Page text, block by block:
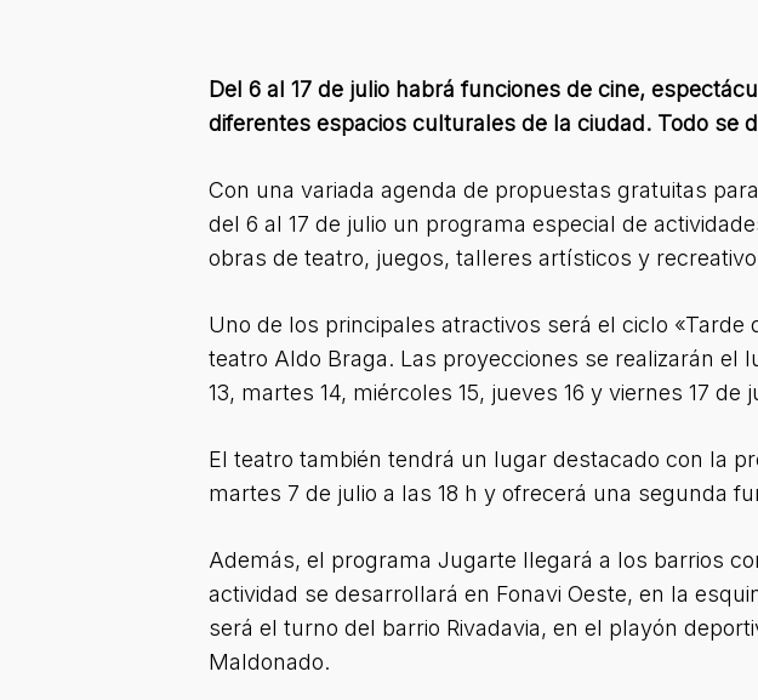
Del 6 al 17 de julio habrá funciones de cine,
diferentes espacios culturales de la ciudad. Todo se
Con una variada agenda de propuestas gratuitas
del 6 al 17 de julio un programa especial de
obras de teatro, juegos, talleres artísticos y
Uno de los principales atractivos será el ciclo
teatro Aldo Braga. Las proyecciones se realizarán
13, martes 14, miércoles 15, jueves 16 y viernes 17
El teatro también tendrá un lugar destacado con la
martes 7 de julio a las 18 h y ofrecerá una segunda
Además, el programa Jugarte llegará a los barrios
actividad se desarrollará en Fonavi Oeste, en la
será el turno del barrio Rivadavia, en el playón
Maldonado.